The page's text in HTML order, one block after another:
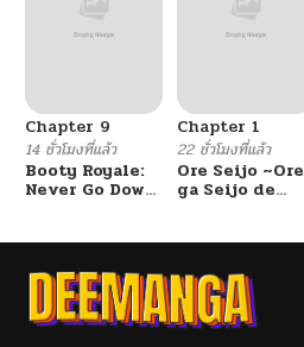
ตอนที่ 5
ตอนที่ 4
ตอนที่ 3
ตอนที่ 2
Chapter 9
14 ชั่วโมงที่แล้ว
Booty Royale:
Never Go Down
Chapter 1
22 ชั่วโมงที่แล้ว
Ore Seijo ~Ore
ga Seijo de
Tag Otome
Kouryaku
Itashimasu wa~